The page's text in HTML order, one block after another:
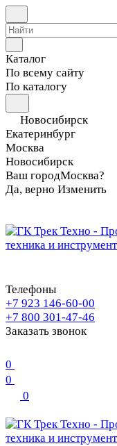
Каталог
По всему сайту
По каталогу
Новосибирск
Екатеринбург
Москва
Новосибирск
Ваш городМосква?
Да, верно Изменить
Телефоны
+7 923 146-60-00
+7 800 301-47-46
Заказать звонок
0
0
0